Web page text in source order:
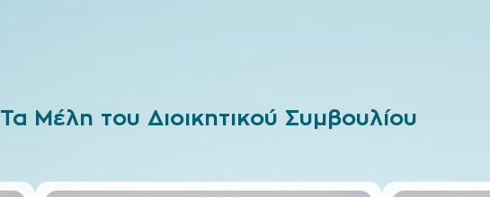
Τα Μέλη του Διοικητικού Συμβουλίου